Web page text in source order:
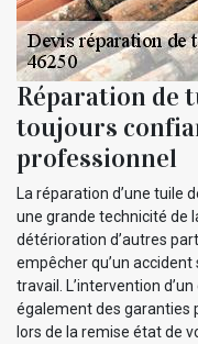
Réparation de
toujours
professionnel
La réparation d’une tuile
une grande technicité de
détérioration d’autres
empêcher qu’un accident
travail. L’intervention
également des garanties
lors de la remise état de